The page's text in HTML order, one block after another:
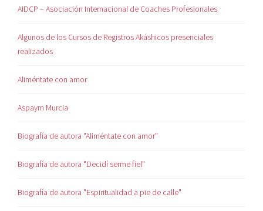
AIDCP – Asociación Internacional de Coaches Profesionales
Algunos de los Cursos de Registros Akáshicos presenciales
realizados
Aliméntate con amor
Aspaym Murcia
Biografía de autora "Aliméntate con amor"
Biografía de autora "Decidí serme fiel"
Biografía de autora "Espiritualidad a pie de calle"